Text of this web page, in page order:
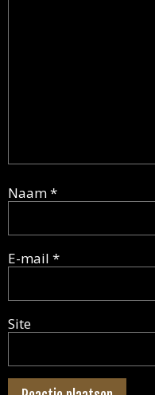
Naam*
E-mail *
Site